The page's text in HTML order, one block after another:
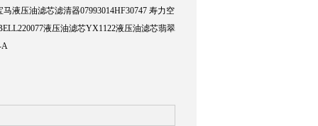
液压油滤芯滤清器07993014HF30747 寿力空
液压油滤芯YX1122液压油滤芯翡翠
A